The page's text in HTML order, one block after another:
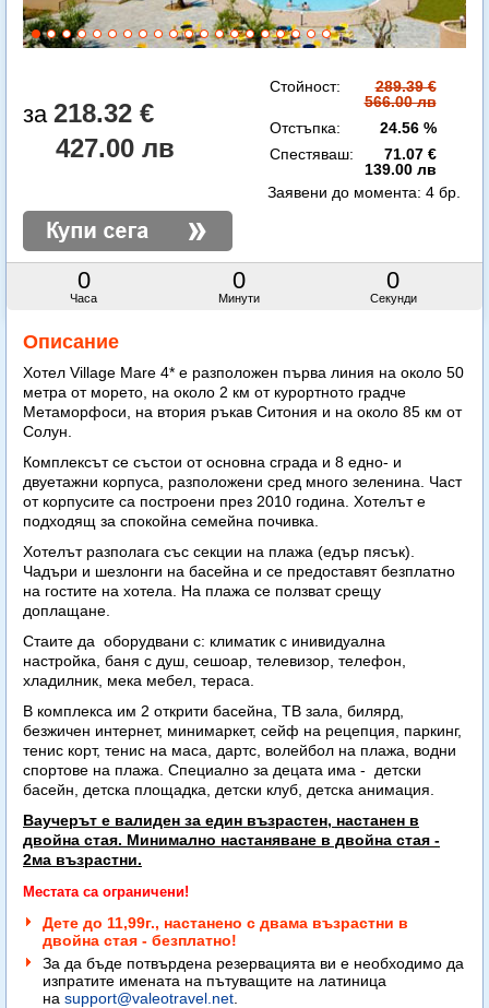
218.32 €
427.00 лв
Стойност:
289.39 €
566.00 лв
Отстъпка:
24.56 %
Спестяваш:
71.07 €
139.00 лв
0
Часа
0
Минути
0
Секунди
Заявени до момента: 4 бр.
Описание
Хотел Village Mare 4* е разположен първа линия на около 50
метра от морето, на около 2 км от курортното градче
Метаморфоси, на втория ръкав Ситония и на около 85 км от
Солун.
Комплексът се състои от основна сграда и 8 едно- и
двуетажни корпуса, разположени сред много зеленина. Част
от корпусите са построени през 2010 година. Хотелът е
подходящ за спокойна семейна почивка.
Хотелът разполага със секции на плажа (едър пясък).
Чадъри и шезлонги на басейна и се предоставят безплатно
на гостите на хотела. На плажа се ползват срещу
доплащане.
Стаите да оборудвани с: климатик с инивидуална
настройка, баня с душ, сешоар, телевизор, телефон,
хладилник, мека мебел, тераса.
В комплекса им 2 открити басейна, ТВ зала, билярд,
безжичен интернет, минимаркет, сейф на рецепция, паркинг,
тенис корт, тенис на маса, дартс, волейбол на плажа, водни
спортове на плажа. Специално за децата има - детски
басейн, детска площадка, детски клуб, детска анимация.
Ваучерът е валиден за един възрастен, настанен в
двойна стая. Минимално настаняване в двойна стая -
2ма възрастни.
Местата са ограничени!
Дете до 11,99г., настанено с двама възрастни в
двойна стая - безплатно!
За да бъде потвърдена резервацията ви е необходимо да
изпратите имената на пътуващите на латиница
на support@valeotravel.net